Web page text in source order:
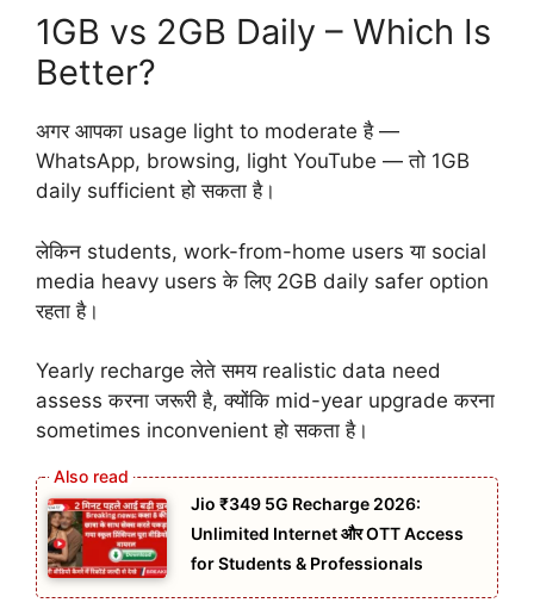
1GB vs 2GB Daily – Which Is
Better?
अगर आपका usage light to moderate है —
WhatsApp, browsing, light YouTube — तो 1GB
daily sufficient हो सकता है।
लेकिन students, work-from-home users या social
media heavy users के लिए 2GB daily safer option
रहता है।
Yearly recharge लेते समय realistic data need
assess करना जरूरी है, क्योंकि mid-year upgrade करना
sometimes inconvenient हो सकता है।
Jio ₹349 5G Recharge 2026:
Unlimited Internet और OTT Access
for Students & Professionals